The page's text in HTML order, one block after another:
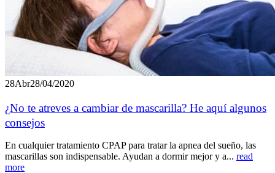
28Abr28/04/2020
¿No te atreves a cambiar de mascarilla? He aquí algunos
consejos
En cualquier tratamiento CPAP para tratar la apnea del sueño, las
mascarillas son indispensable. Ayudan a dormir mejor y a... read
more